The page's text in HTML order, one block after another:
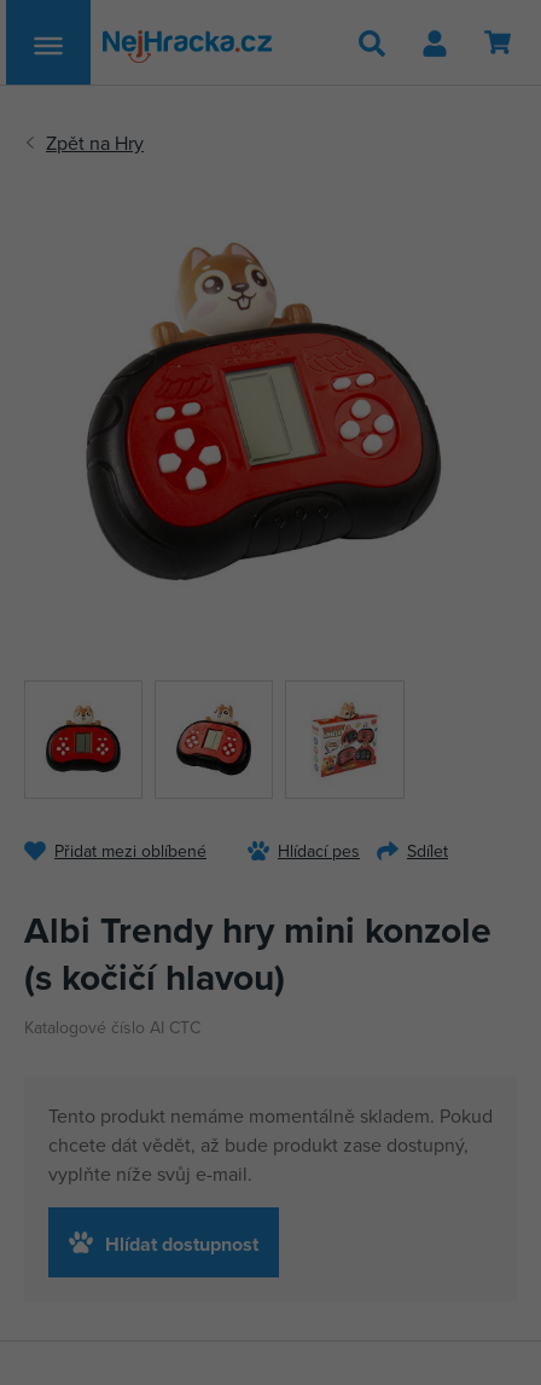
Hledat
Přidat mezi oblíbené Hlídací pes Sdílet
Albi Trendy hry mini konzole
(s kočičí hlavou)
Katalogové číslo AI CTC
Tento produkt nemáme momentálně skladem. Pokud
chcete dát vědět, až bude produkt zase dostupný,
vyplňte níže svůj e-mail.
Hlídat dostupnost